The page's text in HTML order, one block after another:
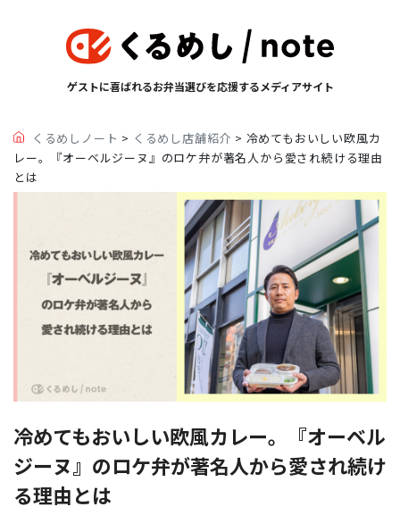
ゲストに喜ばれるお弁当選びを応援するメディアサイト
くるめしノート > くるめし店舗紹介 > 冷めてもおいしい欧風カ
レー。『オーベルジーヌ』のロケ弁が著名人から愛され続ける理由
とは
冷めてもおいしい欧風カレー。『オーベル
ジーヌ』のロケ弁が著名人から愛され続け
る理由とは